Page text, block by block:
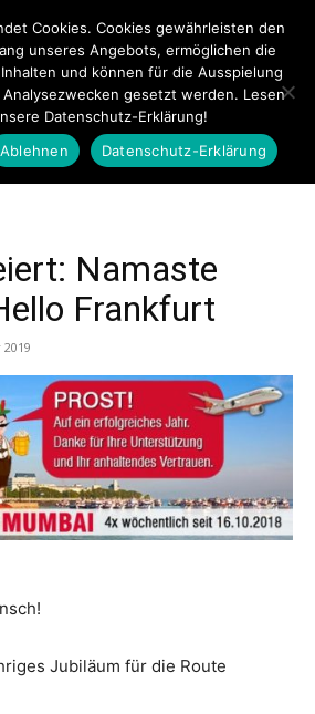
Touristiknews.de
und
Namaste
Frankfurt
Jubiläum für die Route
Cookies. Cookies gewährleisten den
unseres Angebots, ermöglichen die
und können für die Ausspielung
gesetzt werden. Lesen
Datenschutz-Erklärung!
Ablehnen Datenschutz-Erklärung